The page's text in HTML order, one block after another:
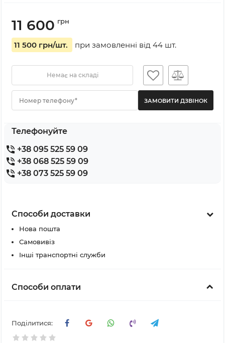
11 600 грн
11 500 грн/шт. при замовленні від 44 шт.
Немає на складі
Номер телефону*
Телефонуйте
+38 095 525 59 09
+38 068 525 59 09
+38 073 525 59 09
Способи доставки
Нова пошта
Самовивіз
Інші транспортні служби
Способи оплати
Поділитися: